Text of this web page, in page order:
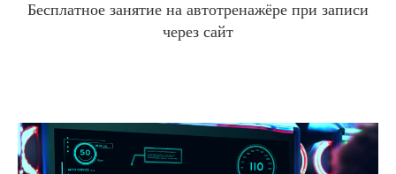
Бесплатное занятие на автотренажёре при записи
через сайт